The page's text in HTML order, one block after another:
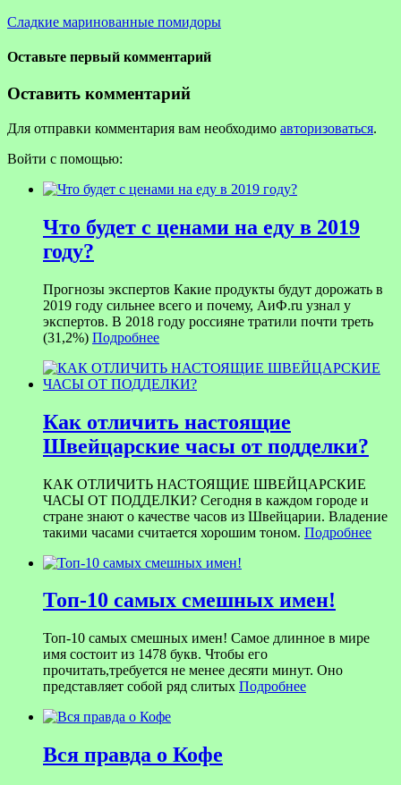
Сладкие маринованные помидоры
Оставьте первый комментарий
Оставить комментарий
Для отправки комментария вам необходимо авторизоваться.
Войти с помощью:
Что будет с ценами на еду в 2019
году?
Прогнозы экспертов Какие продукты будут дорожать в
2019 году сильнее всего и почему, АиФ.ru узнал у
экспертов. В 2018 году россияне тратили почти треть
(31,2%) Подробнее
Как отличить настоящие
Швейцарские часы от подделки?
КАК ОТЛИЧИТЬ НАСТОЯЩИЕ ШВЕЙЦАРСКИЕ
ЧАСЫ ОТ ПОДДЕЛКИ? Сегодня в каждом городе и
стране знают о качестве часов из Швейцарии. Владение
такими часами считается хорошим тоном. Подробнее
Топ-10 самых смешных имен!
Топ-10 самых смешных имен! Самое длинное в мире
имя состоит из 1478 букв. Чтобы его
прочитать,требуется не менее десяти минут. Оно
представляет собой ряд слитых Подробнее
Вся правда о Кофе